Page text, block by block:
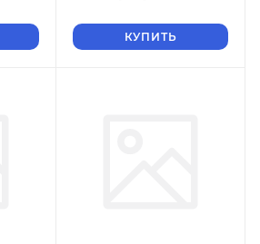
КУПИТЬ